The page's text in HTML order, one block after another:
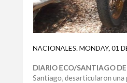
SANTO
DOMINGO
SANTIAGO
JUAN
NACIONALES.MONDAY, 01
DIARIO ECO/SANTIAGO DE
Santiago, desarticularon una